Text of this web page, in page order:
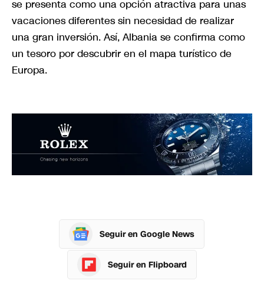
se presenta como una opción atractiva para unas
vacaciones diferentes sin necesidad de realizar
una gran inversión. Así, Albania se confirma como
un tesoro por descubrir en el mapa turístico de
Europa.
Seguir en Google News
Seguir en Flipboard